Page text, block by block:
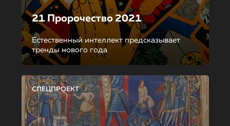
21 Пророчество 2021
Естественный интеллект предсказывает
тренды нового года
СПЕЦПРОЕКТ